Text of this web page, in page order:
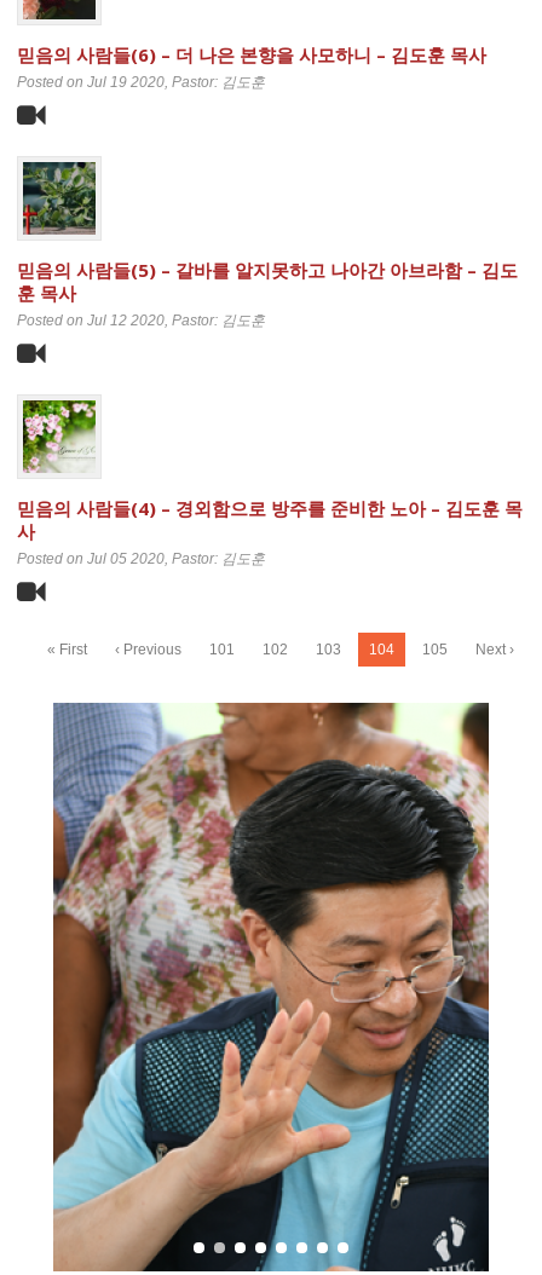
믿음의 사람들(6) – 더 나은 본향을 사모하니 – 김도훈 목사
Posted on Jul 19 2020, Pastor: 김도훈
믿음의 사람들(5) – 갈바를 알지못하고 나아간 아브라함 – 김도
훈 목사
Posted on Jul 12 2020, Pastor: 김도훈
믿음의 사람들(4) – 경외함으로 방주를 준비한 노아 – 김도훈 목
사
Posted on Jul 05 2020, Pastor: 김도훈
« First ‹ Previous 101 102 103 104 105 Next ›